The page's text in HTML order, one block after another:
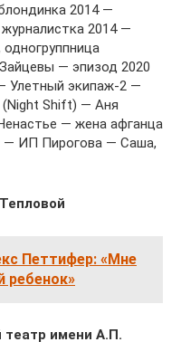
2014 —
2014 —
— эпизод 2020
Улетный экипаж-2 —
Shift) — Аня
— жена афганца
— ИП Пирогова — Саша,
Петтифер: «Мне
ребенок»
имени А.П.